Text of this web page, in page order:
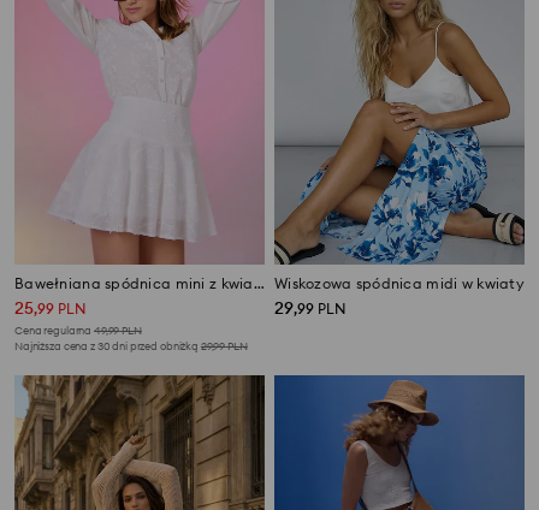
Bawełniana spódnica mini z kwiatowymi aplikacjami
25,99 PLN
Cena regularna 49,99PLN
Najniższa cena z 30 dni przed obniżką 29,99PLN
Wiskozowa spódnica midi w kwiaty
29,99 PLN